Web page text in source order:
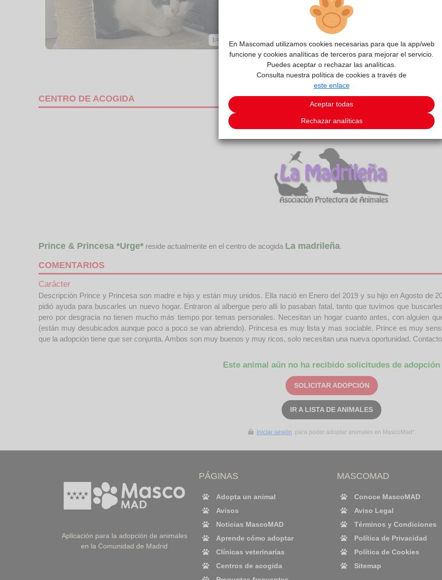
1/4
CENTRO DE ACOGIDA
Prince & Princesa *Urge* reside actualmente en el centro de acogida La madrileña.
COMENTARIOS
Carácter
Descripción Prince y Princesa son madre e hijo y están muy unidos. Ella nació en Enero del 2019 y su hijo en Agosto de
pidió ayuda para buscarles un nuevo hogar. Entraron al albergue pero allí lo pasaban fatal, tanto que tuvimos que
pero por desgracia no tienen mucho más tiempo por temas personales. Necesitan un hogar cuanto antes, con alguien
(están muy desubicados aunque poco a poco se van abriendo). Princesa es muy lista y mas sociable. Prince es muy
que la adopción tiene que ser conjunta. Ambos son muy buenos y muy ricos, solo necesitan una nueva oportunidad.
Este animal aún no ha recibido solicitudes de adopción
SOLICITAR ADOPCIÓN
IR A LISTA DE ANIMALES
Iniciar sesión para poder adoptar animales en MascoMad*
Aplicación para la adopción de animales
en la Comunidad de Madrid
PÁGINAS
Adopta un animal
Avisos
Noticias MascoMAD
Aprende cómo adoptar
Clínicas veterinarias
Centros de acogida
MASCOMAD
Conoce MascoMAD
Aviso Legal
Términos y Condiciones
Política de Privacidad
Política de Cookies
Sitemap
En Mascomad utilizamos cookies necesarias para que la app/web
funcione y cookies analíticas de terceros para mejorar el servicio.
Puedes aceptar o rechazar las analíticas.
Consulta nuestra política de cookies a través de
este enlace
Aceptar todas
Rechazar analíticas